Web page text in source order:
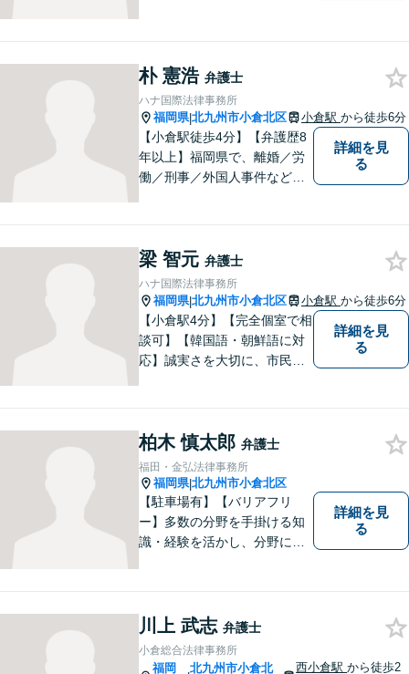
える問題に注力しております
ので、お気軽にご相談くださ
いませ。【駐車場あり】
朴 憲浩 弁護士
ハナ国際法律事務所
福岡県|北九州市小倉北区 小倉駅 から徒歩6分
【小倉駅徒歩4分】【弁護歴8
年以上】福岡県で、離婚／労
働／刑事／外国人事件などに
会話のキャッチボールを積み
重ねながら解決へと動いてま
いります。【韓国語対応可】
詳細を見
る
梁 智元 弁護士
ハナ国際法律事務所
福岡県|北九州市小倉北区 小倉駅 から徒歩6分
【小倉駅4分】【完全個室で相
談可】【韓国語・朝鮮語に対
応】誠実さを大切に、市民に
いたします。お困りの方は、
ご相談ください。
詳細を見
る
柏木 慎太郎 弁護士
福田・金弘法律事務所
福岡県|北九州市小倉北区
【駐車場有】【バリアフリ
ー】多数の分野を手掛ける知
識・経験を活かし、分野にと
を提供致します。メール相談
やビデオ面談にも柔軟に対応
しております。 まずは、ご相
詳細を見
る
川上 武志 弁護士
小倉総合法律事務所
福岡 北九州市小倉北 西小倉駅から徒歩2